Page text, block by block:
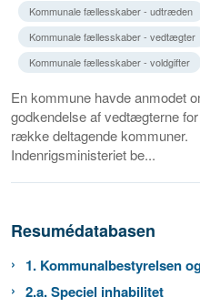
Kommunale fællesskaber - udtræden
Kommunale fællesskaber - vedtægter
Kommunale fællesskaber - voldgifter
En kommune havde anmodet
godkendelse af vedtægterne
række deltagende kommuner.
Indenrigsministeriet be...
Resumédatabasen
1. Kommunalbestyrelsen
2.a. Speciel inhabilitet